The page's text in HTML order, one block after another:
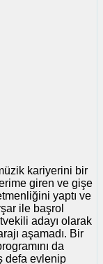
kariyerini bir
giren ve gişe
yaptı ve
ile başrol
adayı olarak
aşamadı. Bir
da
defa evlenip